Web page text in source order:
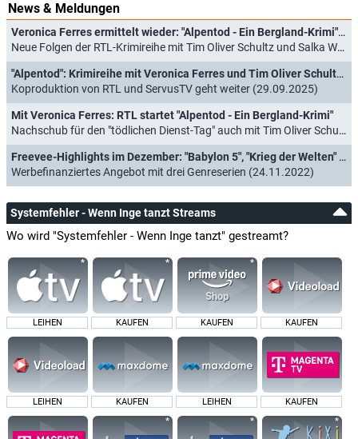
News & Meldungen
Veronica Ferres ermittelt wieder: "Alpentod - Ein Bergland-Krimi" kehrt zurück
Neue Folgen der RTL-Krimireihe mit Tim Oliver Schultz und Salka Weber (18.02.2026)
"Alpentod": Krimireihe mit Veronica Ferres und Tim Oliver Schultz wird fortgesetzt
Koproduktion von RTL und ServusTV geht weiter (29.09.2025)
Mit Veronica Ferres: RTL startet "Alpentod - Ein Bergland-Krimi"
Nachschub für den "tödlichen Dienst-Tag" auch mit Tim Oliver Schultz und Salka Weber (29.01.2025)
Freevee-Highlights im Dezember: "Babylon 5", "Krieg der Welten" und "Wreck"
Werbefinanziertes Angebot mit drei Genreserien (24.11.2022)
Systemfehler - Wenn Inge tanzt Streams
Wo wird "Systemfehler - Wenn Inge tanzt" gestreamt?
LEIHEN KAUFEN KAUFEN KAUFEN
LEIHEN KAUFEN LEIHEN KAUFEN